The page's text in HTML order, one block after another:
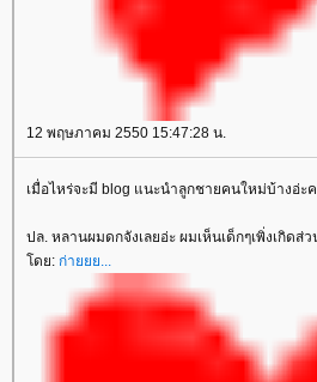
12 พฤษภาคม 2550 15:47:28 น.
เมื่อไหร่จะมี blog แนะนำลูกชายคนใหม่บ้างอ่ะ
ปล. หลานผมดกจังเลยอ่ะ ผมเห็นเด็กๆเพิ่งเกิดส่
ดย: ก่ายยย...